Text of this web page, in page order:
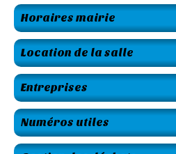
Horaires mairie
Location de la salle
Entreprises
Numéros utiles